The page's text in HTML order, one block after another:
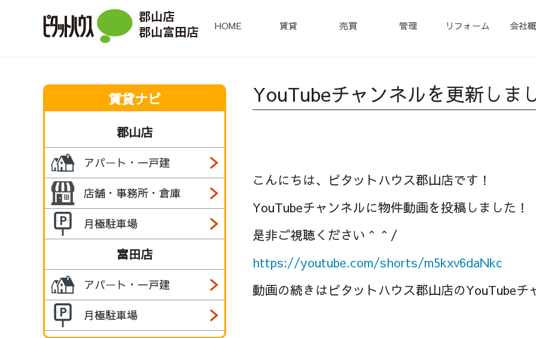
HOME 賃貸 売買 管理 リフォーム 会社
賃貸ナビ
郡山店
アパート・一戸建
店舗・事務所・倉庫
月極駐車場
富田店
アパート・一戸建
月極駐車場
YouTubeチャンネルを更新しま
こんにちは、ピタットハウス郡山店です！
YouTubeチャンネルに物件動画を投稿しました！
是非ご視聴ください＾＾/
https://youtube.com/shorts/m5kxv6daNkc
動画の続きはピタットハウス郡山店のYouTubeチ